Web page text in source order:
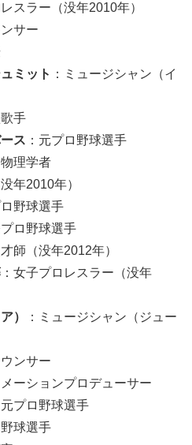
レスラー（没年2010年）
サー
ミット ：ミュージシャン（イ
歌手
ス ：元プロ野球選手
物理学者
年2010年）
ロ野球選手
プロ野球選手
才師（没年2012年）
：女子プロレスラー（没年
）
：ミュージシャン（ジュー
ウンサー
メーションプロデューサー
プロ野球選手
球選手